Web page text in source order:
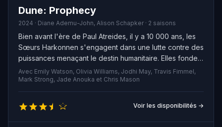
Dune: Prophecy
2024 · Diane Ademu-John, Alison Schapker · 2 saisons
Bien avant l'ère de Paul Atreides, il y a 10 000 ans, les
Sœurs Harkonnen s'engagent dans une lutte contre des
puissances menaçant le destin humanitaire. Elles fondent
alors un ordre emblématique qui sera appelé les Bene
Gesserit.
Avec Emily Watson, Olivia Williams, Jodhi May, Travis Fimmel,
Mark Strong, Jade Anouka et Chris Mason
Voir les disponibilités →